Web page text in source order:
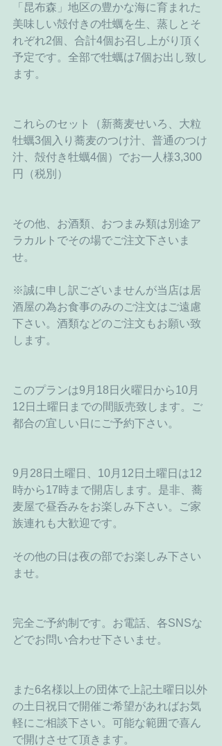
「昆布森」地区の豊かな海に育まれた
美味しい殻付きの牡蠣を生、蒸しとそ
れぞれ2個、合計4個お召し上がり頂く
予定です。全部で牡蠣は7個お出し致し
ます。
これらのセット（新蕎麦せいろ、大粒
牡蠣3個入り蕎麦のつけ汁、普通のつけ
汁、殻付き牡蠣4個）でお一人様3,300
円（税別）
その他、お酒類、おつまみ類は別途ア
ラカルトでその場でご注文下さいま
せ。
※誠に申し訳ございませんが当店は居
酒屋の為お食事のみのご注文はご遠慮
下さい。酒類などのご注文もお願い致
します。
このプランは9月18日火曜日から10月
12日土曜日までの間販売致します。ご
都合の宜しい日にご予約下さい。
9月28日土曜日、10月12日土曜日は12
時から17時まで開店します。是非、蕎
麦屋で昼呑みをお楽しみ下さい。ご家
族連れも大歓迎です。
その他の日は夜の部でお楽しみ下さい
ませ。
完全ご予約制です。お電話、各SNSな
どでお問い合わせ下さいませ。
また6名様以上の団体で上記土曜日以外
の土日祝日で開催ご希望があればお気
軽にご相談下さい。可能な範囲で喜ん
で開けさせて頂きます。